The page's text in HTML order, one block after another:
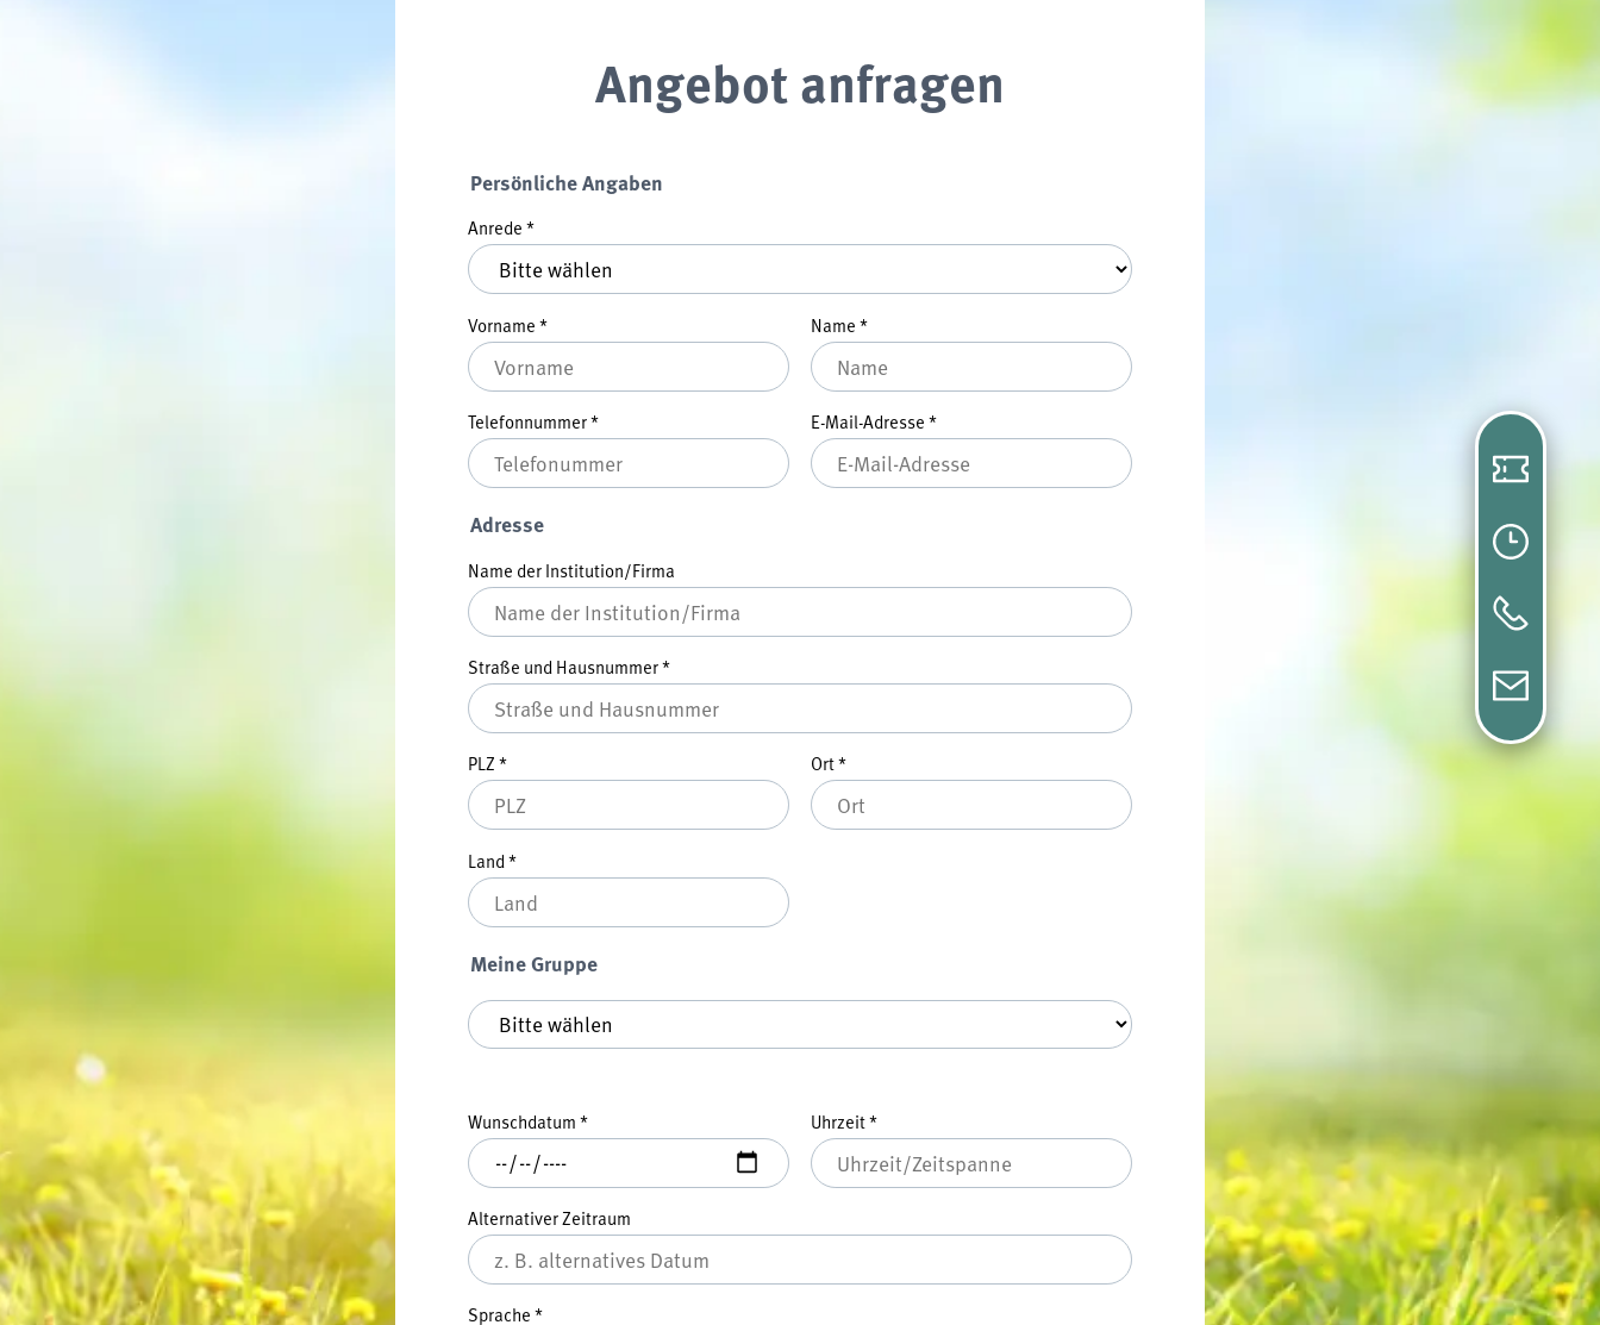
Angebot anfragen
Persönliche Angaben
Anrede *
Vorname * Name *
Telefonnummer* E-Mail-Adresse *
Adresse
Name der Institution/Firma
Straße und Hausnummer*
PLZ * Ort*
Land *
Meine Gruppe
Meine Gruppe*
Wunschdatum * Uhrzeit*
Alternativer Zeitraum
Sprache *